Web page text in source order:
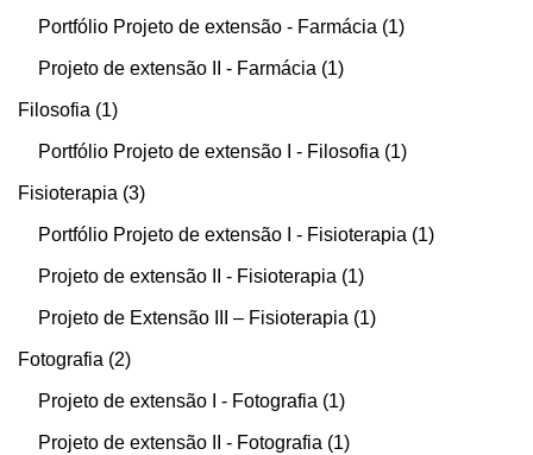
Portfólio Projeto de extensão - Farmácia 1
Projeto de extensão II - Farmácia 1
Filosofia 1
Portfólio Projeto de extensão I - Filosofia 1
Fisioterapia 3
Portfólio Projeto de extensão I - Fisioterapia 1
Projeto de extensão II - Fisioterapia 1
Projeto de Extensão III – Fisioterapia 1
Fotografia 2
Projeto de extensão I - Fotografia 1
Projeto de extensão II - Fotografia 1